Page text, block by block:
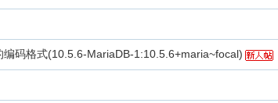
码格式(10.5.6-MariaDB-1:10.5.6+maria~focal)